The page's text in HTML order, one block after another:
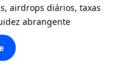
airdrops diários, taxas
abrangente